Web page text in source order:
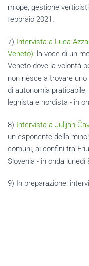
miope, gestione
febbraio 2021.
7) Intervista a Luca
Veneto): la voce di un
Veneto dove la volontà
non riesce a trovare
di autonomia
leghista e nordista - in
8) Intervista a Julijan
un esponente della
comuni, ai confini tra
Slovenia - in onda lunedì
9) In preparazione: